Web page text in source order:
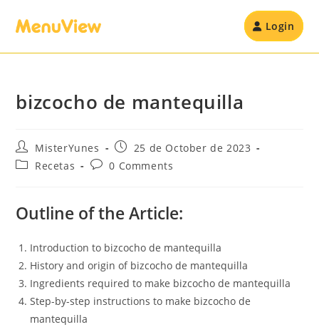
Login
bizcocho de mantequilla
MisterYunes
25 de October de 2023
Recetas
0 Comments
Outline of the Article:
Introduction to bizcocho de mantequilla
History and origin of bizcocho de mantequilla
Ingredients required to make bizcocho de mantequilla
Step-by-step instructions to make bizcocho de
mantequilla